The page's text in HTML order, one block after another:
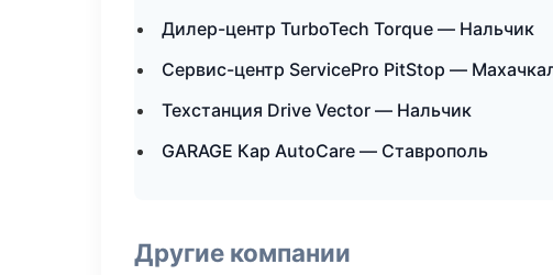
Дилер-центр TurboTech Torque — Нальчик
Сервис-центр ServicePro PitStop —
Техстанция Drive Vector — Нальчик
GARAGE Кар AutoCare — Ставрополь
Другие компании